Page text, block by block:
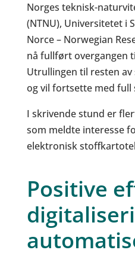
Norges teknisk-
(NTNU), Universitetet i
Norce – Norwegian
nå fullført overgangen
Utrullingen til resten
og vil fortsette med full
I skrivende stund er
som meldte interesse
elektronisk
Positive